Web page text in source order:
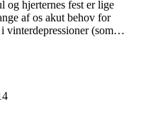
og hjerternes fest er lige
af os akut behov for
vinterdepressioner (som…